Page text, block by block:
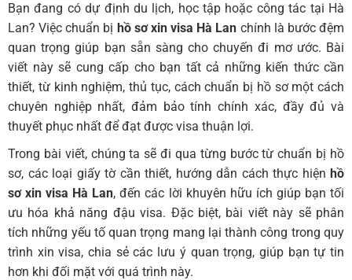
Bạn đang có dự định du lịch, học tập hoặc công tác tại Hà
Lan? Việc chuẩn bị hồ sơ xin visa Hà Lan chính là bước đệm
quan trọng giúp bạn sẵn sàng cho chuyến đi mơ ước. Bài
viết này sẽ cung cấp cho bạn tất cả những kiến thức cần
thiết, từ kinh nghiệm, thủ tục, cách chuẩn bị hồ sơ một cách
chuyên nghiệp nhất, đảm bảo tính chính xác, đầy đủ và
thuyết phục nhất để đạt được visa thuận lợi.
Trong bài viết, chúng ta sẽ đi qua từng bước từ chuẩn bị hồ
sơ, các loại giấy tờ cần thiết, hướng dẫn cách thực hiện hồ
sơ xin visa Hà Lan, đến các lời khuyên hữu ích giúp bạn tối
ưu hóa khả năng đậu visa. Đặc biệt, bài viết này sẽ phân
tích những yếu tố quan trọng mang lại thành công trong quy
trình xin visa, chia sẻ các lưu ý quan trọng, giúp bạn tự tin
hơn khi đối mặt với quá trình này.